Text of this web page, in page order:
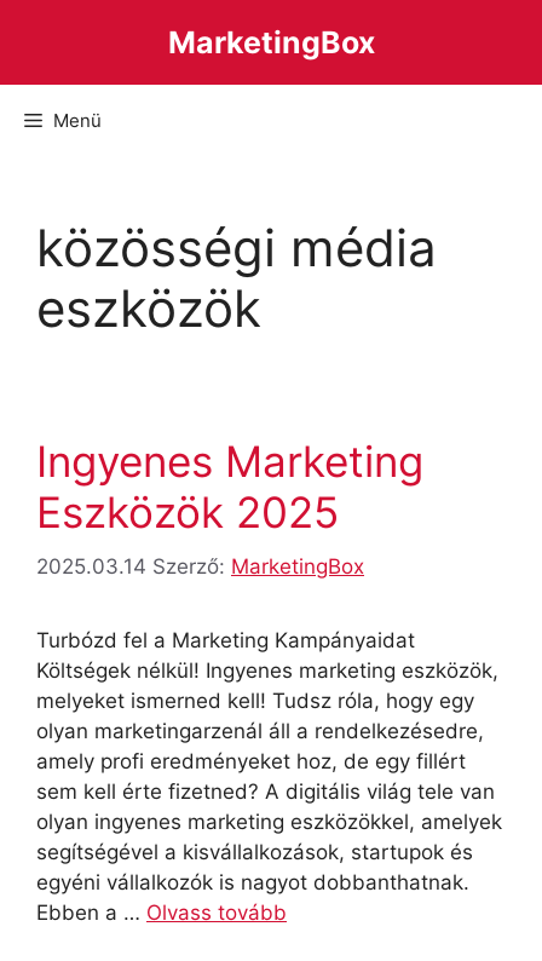
MarketingBox
Menü
közösségi média
eszközök
Ingyenes Marketing
Eszközök 2025
2025.03.14 Szerző: MarketingBox
Turbózd fel a Marketing Kampányaidat
Költségek nélkül! Ingyenes marketing eszközök,
melyeket ismerned kell! Tudsz róla, hogy egy
olyan marketingarzenál áll a rendelkezésedre,
amely profi eredményeket hoz, de egy fillért
sem kell érte fizetned? A digitális világ tele van
olyan ingyenes marketing eszközökkel, amelyek
segítségével a kisvállalkozások, startupok és
egyéni vállalkozók is nagyot dobbanthatnak.
Ebben a … Olvass tovább